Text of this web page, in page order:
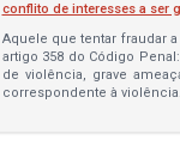
conflito de interesses a ser
Aquele que tentar fraudar
artigo 358 do Código
de violência, grave
correspondente à violência.